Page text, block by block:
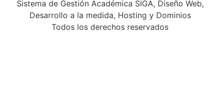
Sistema de Gestión Académica SIGA, Diseño Web,
Desarrollo a la medida, Hosting y Dominios
Todos los derechos reservados